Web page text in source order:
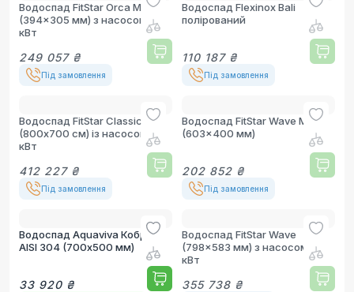
Водоспад FitStar Orca Mini
(394x305 мм) з насосом 0.5
кВт
249 057 ₴
Під замовлення
Водоспад Flexinox Bali
полірований
110 187 ₴
Під замовлення
Водоспад FitStar Classico
(800х700 см) із насосом 2.6
кВт
412 227 ₴
Під замовлення
Водоспад FitStar Wave Mini
(603x400 мм)
202 852 ₴
Під замовлення
Водоспад Aquaviva Кобра
AISI 304 (700х500 мм)
33 920 ₴
Водоспад FitStar Wave
(798x583 мм) з насосом 2.6
кВт
355 738 ₴